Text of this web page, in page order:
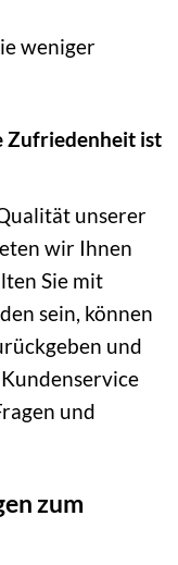
weniger
Zufriedenheit ist
unserer
wir Ihnen
Sie mit
sein, können
und
und
zum